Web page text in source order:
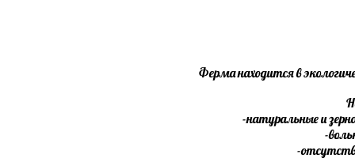
Ферма находится в
-натуральные и
-
-